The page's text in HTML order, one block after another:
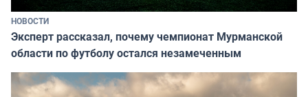
НОВОСТИ
Эксперт рассказал, почему чемпионат Мурманской
области по футболу остался незамеченным